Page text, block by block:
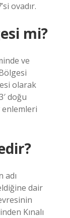
ovadır.
mi?
ve
olarak
doğu
enlemleri
adı
dair
Kınalı